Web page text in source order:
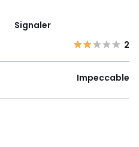
Signaler
2
Impeccable